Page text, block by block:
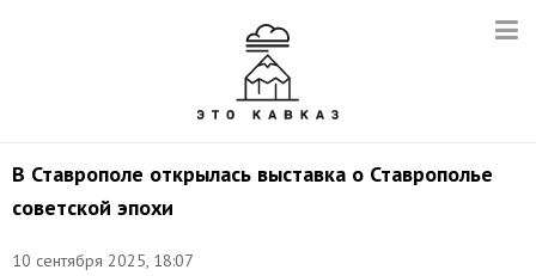
В Ставрополе открылась выставка о Ставрополье
советской эпохи
10 сентября 2025, 18:07